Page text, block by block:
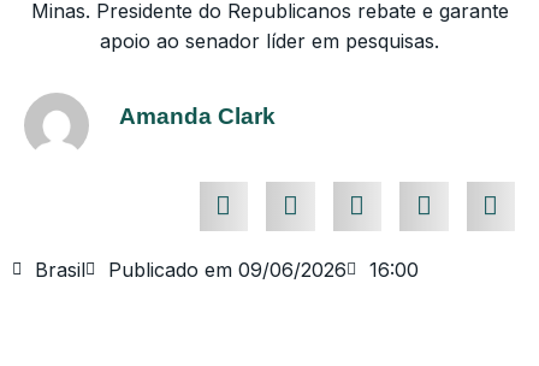
Minas. Presidente do Republicanos rebate e garante
apoio ao senador líder em pesquisas.
Amanda Clark
Brasil Publicado em 09/06/2026 16:00